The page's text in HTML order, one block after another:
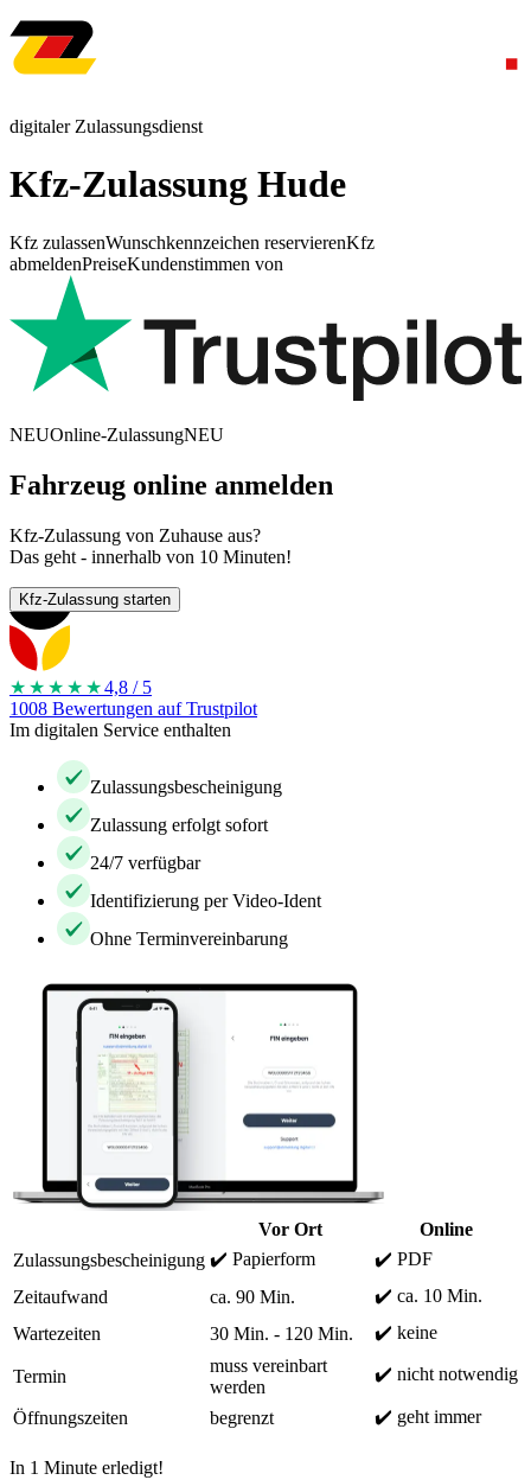
digitaler Zulassungsdienst
Kfz-Zulassung Hude
Kfz zulassenWunschkennzeichen reservierenKfz
abmeldenPreiseKundenstimmen von
NEUOnline-ZulassungNEU
Fahrzeug online anmelden
Kfz-Zulassung von Zuhause aus?
Das geht - innerhalb von 10 Minuten!
Kfz-Zulassung starten
★★★★ ★4,8 / 5
1008 Bewertungen auf Trustpilot
Im digitalen Service enthalten
Zulassungsbescheinigung
Zulassung erfolgt sofort
24/7 verfügbar
Identifizierung per Video-Ident
Ohne Terminvereinbarung
Vor Ort
Online
Zulassungsbescheinigung ✔️ Papierform
✔️ PDF
Zeitaufwand
ca. 90 Min.
✔️ ca. 10 Min.
Wartezeiten
30 Min. - 120 Min. ✔️ keine
Termin
muss vereinbart
werden
✔️ nicht notwendig
Öffnungszeiten begrenzt ✔️ geht immer
In 1 Minute erledigt!